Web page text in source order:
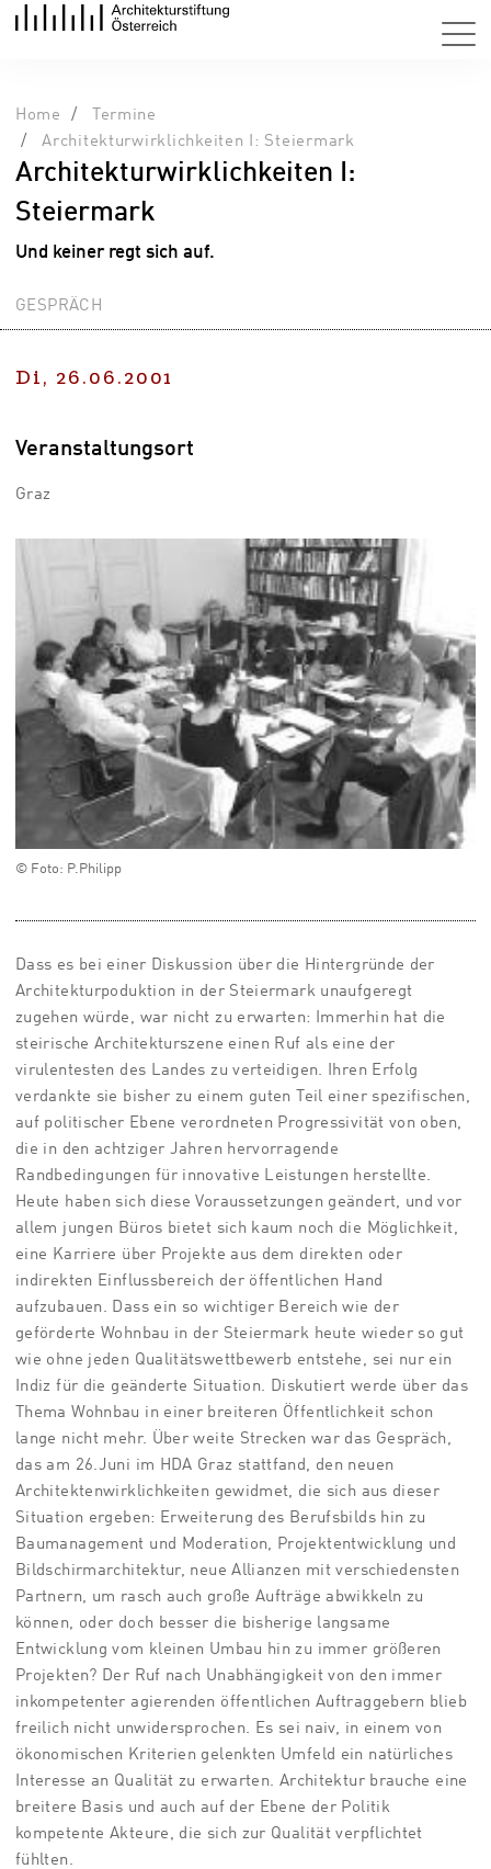
Home
Termine
Architekturwirklichkeiten I: Steiermark
Architekturwirklichkeiten I:
Steiermark
Und keiner regt sich auf.
GESPRÄCH
Di, 26.06.2001
Veranstaltungsort
Graz
© Foto: P.Philipp
Dass es bei einer Diskussion über die Hintergründe der
Architekturpoduktion in der Steiermark unaufgeregt
zugehen würde, war nicht zu erwarten: Immerhin hat die
steirische Architekturszene einen Ruf als eine der
virulentesten des Landes zu verteidigen. Ihren Erfolg
verdankte sie bisher zu einem guten Teil einer spezifischen,
auf politischer Ebene verordneten Progressivität von oben,
die in den achtziger Jahren hervorragende
Randbedingungen für innovative Leistungen herstellte.
Heute haben sich diese Voraussetzungen geändert, und vor
allem jungen Büros bietet sich kaum noch die Möglichkeit,
eine Karriere über Projekte aus dem direkten oder
indirekten Einflussbereich der öffentlichen Hand
aufzubauen. Dass ein so wichtiger Bereich wie der
geförderte Wohnbau in der Steiermark heute wieder so gut
wie ohne jeden Qualitätswettbewerb entstehe, sei nur ein
Indiz für die geänderte Situation. Diskutiert werde über das
Thema Wohnbau in einer breiteren Öffentlichkeit schon
lange nicht mehr. Über weite Strecken war das Gespräch,
das am 26.Juni im HDA Graz stattfand, den neuen
Architektenwirklichkeiten gewidmet, die sich aus dieser
Situation ergeben: Erweiterung des Berufsbilds hin zu
Baumanagement und Moderation, Projektentwicklung und
Bildschirmarchitektur, neue Allianzen mit verschiedensten
Partnern, um rasch auch große Aufträge abwikkeln zu
können, oder doch besser die bisherige langsame
Entwicklung vom kleinen Umbau hin zu immer größeren
Projekten? Der Ruf nach Unabhängigkeit von den immer
inkompetenter agierenden öffentlichen Auftraggebern blieb
freilich nicht unwidersprochen. Es sei naiv, in einem von
ökonomischen Kriterien gelenkten Umfeld ein natürliches
Interesse an Qualität zu erwarten. Architektur brauche eine
breitere Basis und auch auf der Ebene der Politik
kompetente Akteure, die sich zur Qualität verpflichtet
fühlten.